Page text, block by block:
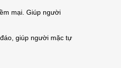
mại. Giúp người
giúp người mặc tự